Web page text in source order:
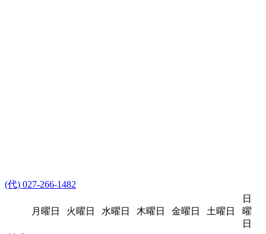
(代) 027-266-1482
月曜日 火曜日 水曜日 木曜日 金曜日 土曜日
日
曜
日